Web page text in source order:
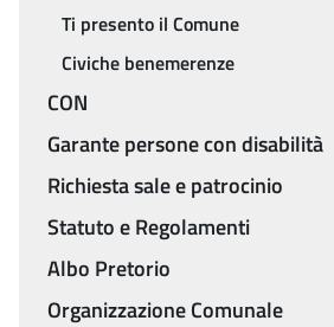
Ti presento il Comune
Civiche benemerenze
CON
Garante persone con disabilità
Richiesta sale e patrocinio
Statuto e Regolamenti
Albo Pretorio
Organizzazione Comunale